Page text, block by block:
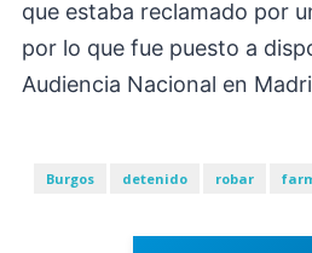
que estaba reclamado por
por lo que fue puesto a
Audiencia Nacional en
Burgos detenido robar